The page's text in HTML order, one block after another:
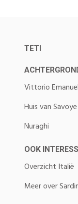
TETI
Vittorio
Huis van Savoye
Nuraghi
OOK
Overzicht Italië
Meer over